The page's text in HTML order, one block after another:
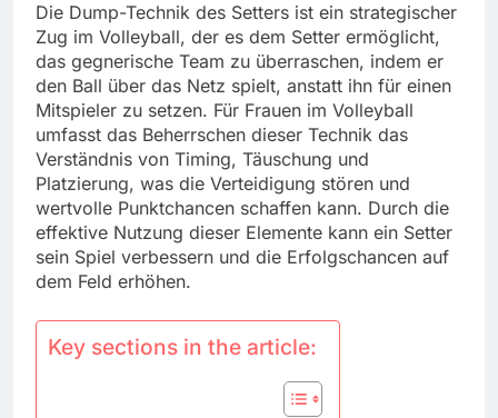
Die Dump-Technik des Setters ist ein strategischer
Zug im Volleyball, der es dem Setter ermöglicht,
das gegnerische Team zu überraschen, indem er
den Ball über das Netz spielt, anstatt ihn für einen
Mitspieler zu setzen. Für Frauen im Volleyball
umfasst das Beherrschen dieser Technik das
Verständnis von Timing, Täuschung und
Platzierung, was die Verteidigung stören und
wertvolle Punktchancen schaffen kann. Durch die
effektive Nutzung dieser Elemente kann ein Setter
sein Spiel verbessern und die Erfolgschancen auf
dem Feld erhöhen.
Key sections in the article: